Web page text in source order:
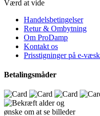
Værd at vide
Handelsbetingelser
Retur & Ombytning
Om ProDamp
Kontakt os
Prisstigninger på e-
Betalingsmåder